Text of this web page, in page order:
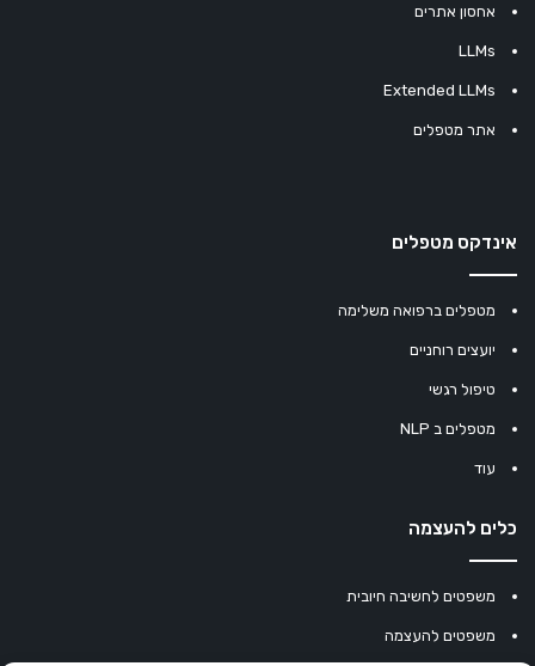
אחסון אתרים
LLMs
Extended LLMs
אתר מטפלים
אינדקס מטפלים
מטפלים ברפואה משלימה
יועצים רוחניים
טיפול רגשי
מטפלים ב NLP
עוד
כלים להעצמה
משפטים לחשיבה חיובית
משפטים להעצמה